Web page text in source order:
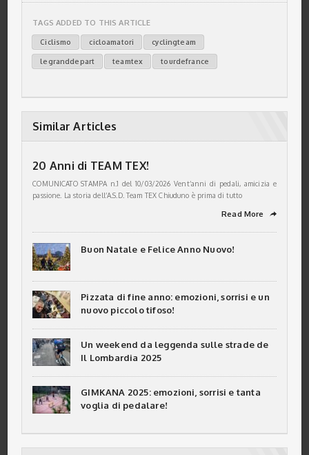
TAGS ADDED TO THIS ARTICLE
Ciclismo cicloamatori cyclingteam
legranddepart teamtex tourdefrance
Similar Articles
20 Anni di TEAM TEX!
COMUNICATO STAMPA n.1 del 10/03/2026 Vent’anni di pedali, amicizia e
passione. La storia dell’A.S.D. Team TEX Chiuduno è prima di tutto
Read More ➦
Buon Natale e Felice Anno Nuovo!
Pizzata di fine anno: emozioni, sorrisi e un
nuovo piccolo tifoso!
Un weekend da leggenda sulle strade de
Il Lombardia 2025
GIMKANA 2025: emozioni, sorrisi e tanta
voglia di pedalare!